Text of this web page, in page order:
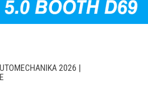
2026 |